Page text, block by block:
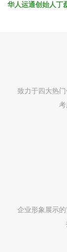
华人运通创始人丁
致力于四大热
企业形象展示